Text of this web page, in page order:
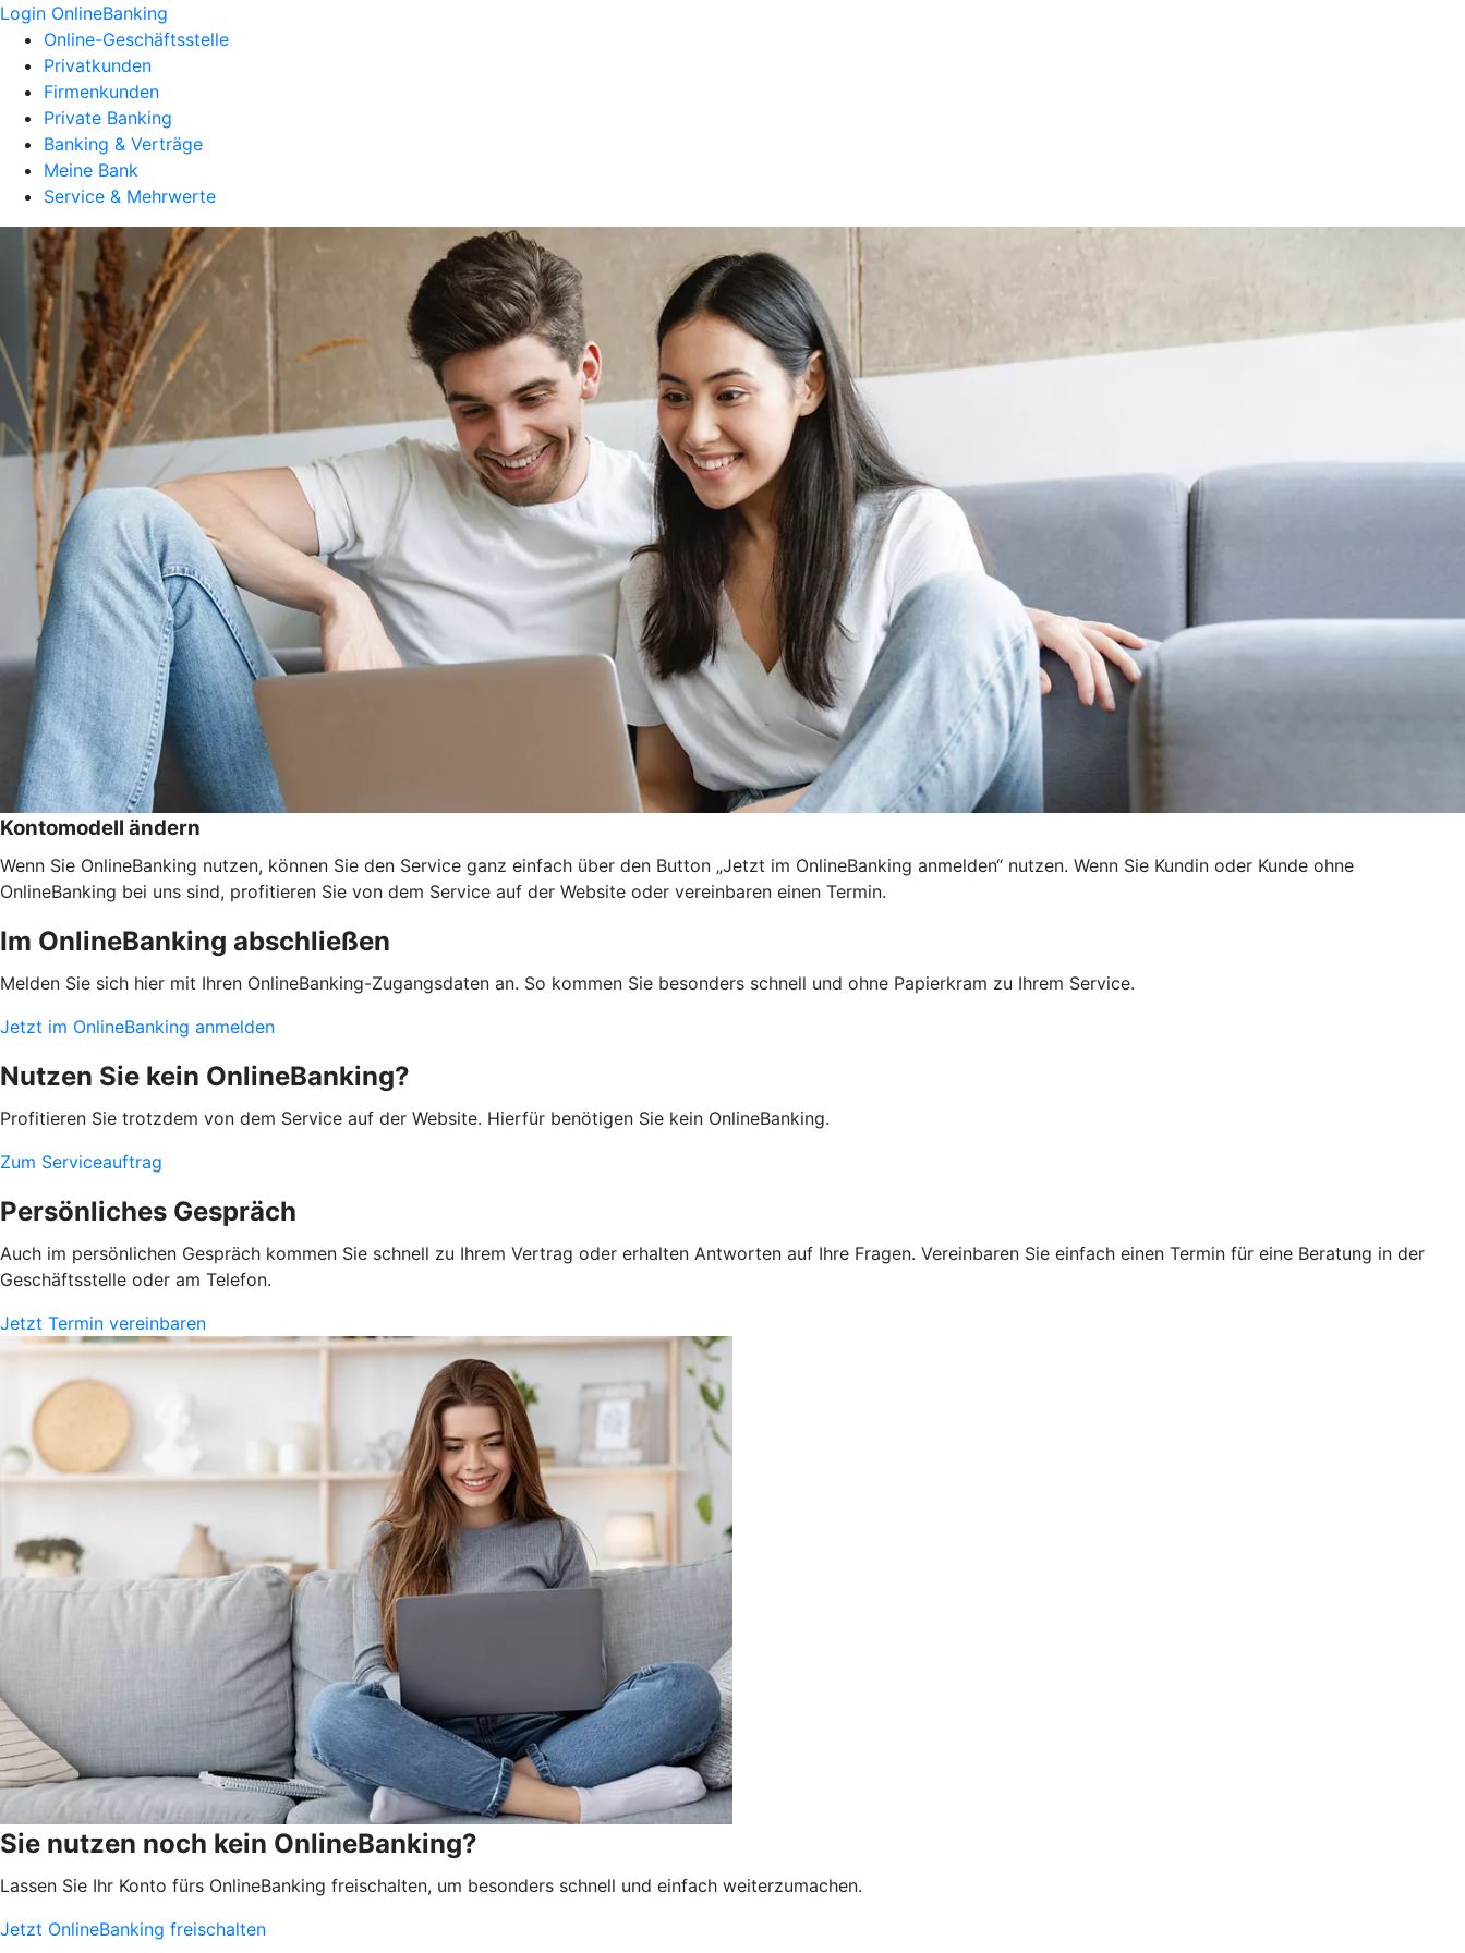
Login OnlineBanking
Online-Geschäftsstelle
Privatkunden
Firmenkunden
Private Banking
Banking & Verträge
Meine Bank
Service & Mehrwerte
Kontomodell ändern
Wenn Sie OnlineBanking nutzen, können Sie den Service ganz einfach über den Button „Jetzt im OnlineBanking anmelden“ nutzen. Wenn Sie Kundin oder Kunde ohne
OnlineBanking bei uns sind, profitieren Sie von dem Service auf der Website oder vereinbaren einen Termin.
Im OnlineBanking abschließen
Melden Sie sich hier mit Ihren OnlineBanking-Zugangsdaten an. So kommen Sie besonders schnell und ohne Papierkram zu Ihrem Service.
Jetzt im OnlineBanking anmelden
Nutzen Sie kein OnlineBanking?
Profitieren Sie trotzdem von dem Service auf der Website. Hierfür benötigen Sie kein OnlineBanking.
Zum Serviceauftrag
Persönliches Gespräch
Auch im persönlichen Gespräch kommen Sie schnell zu Ihrem Vertrag oder erhalten Antworten auf Ihre Fragen. Vereinbaren Sie einfach einen Termin für eine Beratung in der
Geschäftsstelle oder am Telefon.
Jetzt Termin vereinbaren
Sie nutzen noch kein OnlineBanking?
Lassen Sie Ihr Konto fürs OnlineBanking freischalten, um besonders schnell und einfach weiterzumachen.
Jetzt OnlineBanking freischalten